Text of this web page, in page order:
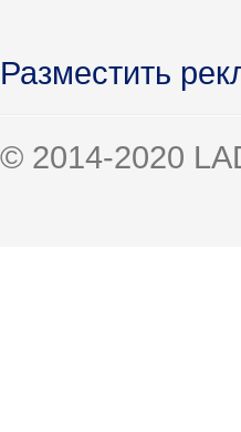
Разместить
© 2014-2020